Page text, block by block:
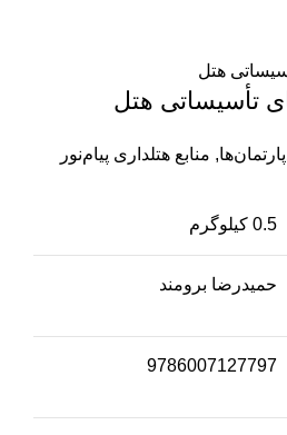
تأسیساتی هتل
, منابع هتلداری پیام‌نور
0.5 کیلوگرم
حمیدرضا برومند
9786007127797